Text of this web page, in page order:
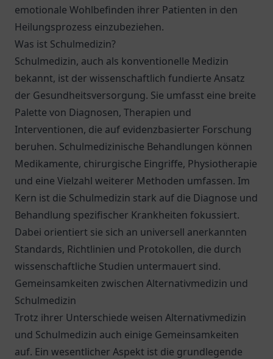
emotionale Wohlbefinden ihrer Patienten in den
Heilungsprozess einzubeziehen.
Was ist Schulmedizin?
Schulmedizin, auch als konventionelle Medizin
bekannt, ist der wissenschaftlich fundierte Ansatz
der Gesundheitsversorgung. Sie umfasst eine breite
Palette von Diagnosen, Therapien und
Interventionen, die auf evidenzbasierter Forschung
beruhen. Schulmedizinische Behandlungen können
Medikamente, chirurgische Eingriffe, Physiotherapie
und eine Vielzahl weiterer Methoden umfassen. Im
Kern ist die Schulmedizin stark auf die Diagnose und
Behandlung spezifischer Krankheiten fokussiert.
Dabei orientiert sie sich an universell anerkannten
Standards, Richtlinien und Protokollen, die durch
wissenschaftliche Studien untermauert sind.
Gemeinsamkeiten zwischen Alternativmedizin und
Schulmedizin
Trotz ihrer Unterschiede weisen Alternativmedizin
und Schulmedizin auch einige Gemeinsamkeiten
auf. Ein wesentlicher Aspekt ist die grundlegende